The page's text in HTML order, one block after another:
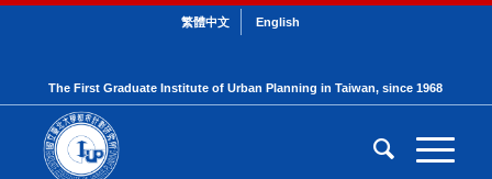
繁體中文 English
The First Graduate Institute of Urban Planning in Taiwan, since 1968